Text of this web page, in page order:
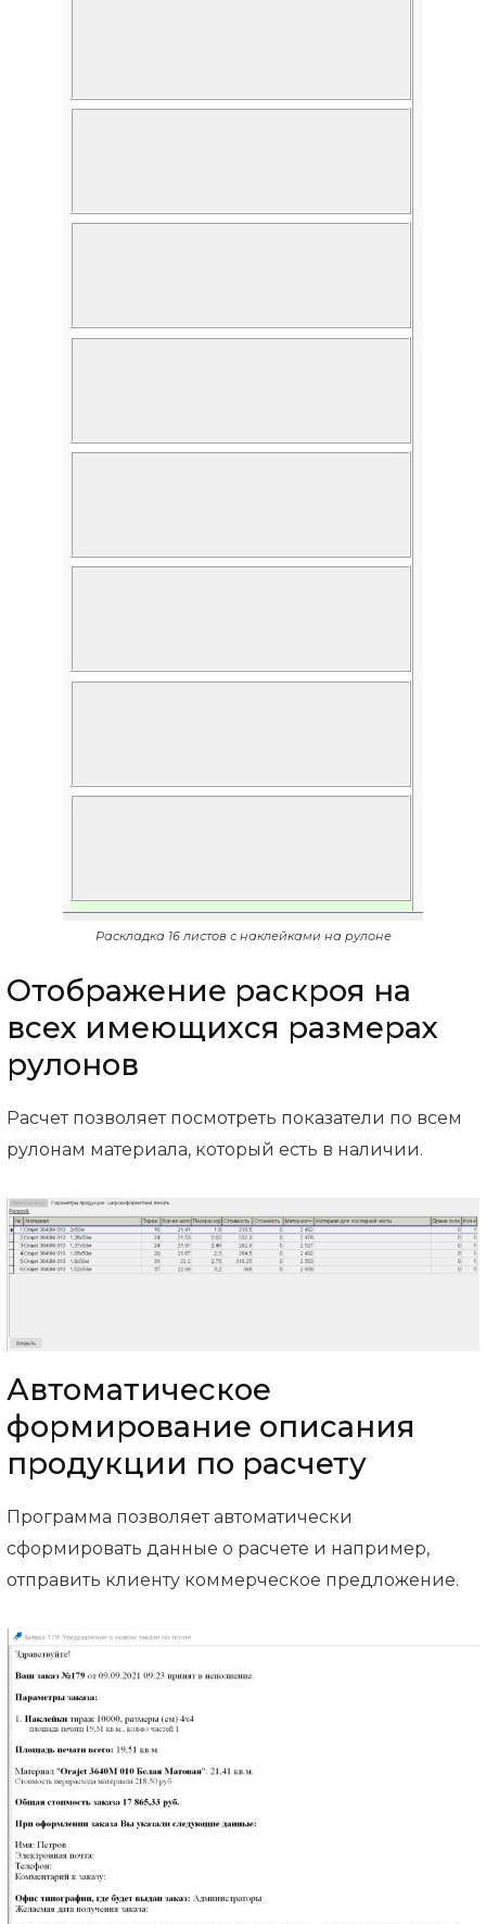
Раскладка 16 листов с наклейками на рулоне
Отображение раскроя на
всех имеющихся размерах
рулонов
Расчет позволяет посмотреть показатели по всем
рулонам материала, который есть в наличии.
Автоматическое
формирование описания
продукции по расчету
Программа позволяет автоматически
сформировать данные о расчете и например,
отправить клиенту коммерческое предложение.